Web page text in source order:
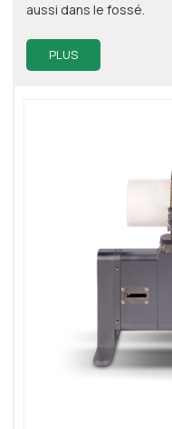
aussi dans le fossé.
PLUS